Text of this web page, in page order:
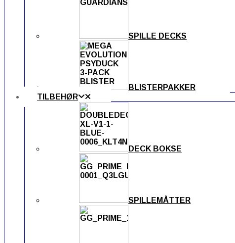
SPILLE DECKS
BLISTERPAKKER
TILBEHØR
DECK BOKSE
SPILLEMÅTTER